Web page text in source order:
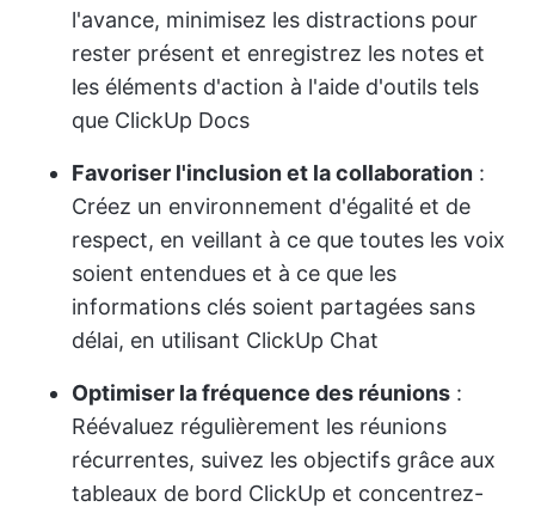
l'avance, minimisez les distractions pour
rester présent et enregistrez les notes et
les éléments d'action à l'aide d'outils tels
que ClickUp Docs
Favoriser l'inclusion et la collaboration :
Créez un environnement d'égalité et de
respect, en veillant à ce que toutes les voix
soient entendues et à ce que les
informations clés soient partagées sans
délai, en utilisant ClickUp Chat
Optimiser la fréquence des réunions :
Réévaluez régulièrement les réunions
récurrentes, suivez les objectifs grâce aux
tableaux de bord ClickUp et concentrez-